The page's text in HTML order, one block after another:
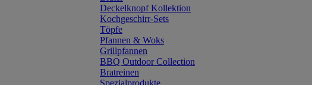
Deckelknopf Kollektion
Kochgeschirr-Sets
Töpfe
Pfannen & Woks
Grillpfannen
BBQ Outdoor Collection
Bratreinen
Spezialprodukte